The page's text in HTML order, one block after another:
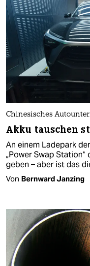
Chinesisches
Akku tauschen
An einem Ladepark
„Power Swap
geben – aber ist das
Von Bernward Janzing